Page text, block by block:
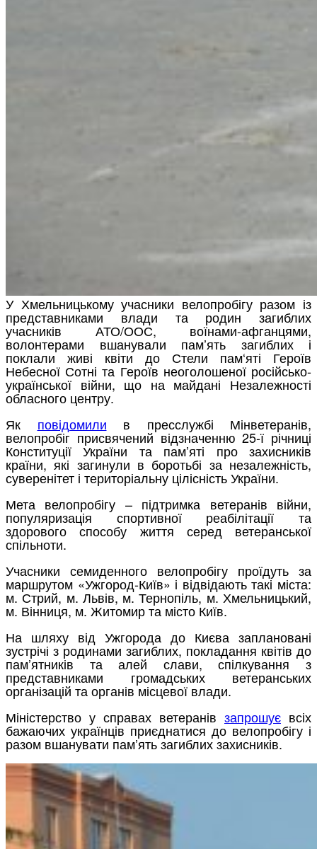
У Хмельницькому учасники велопробігу разом із
представниками влади та родин загиблих
учасників АТО/ООС, воїнами-афганцями,
волонтерами вшанували пам’ять загиблих і
поклали живі квіти до Стели пам‘яті Героїв
Небесної Сотні та Героїв неоголошеної російсько-
української війни, що на майдані Незалежності
обласного центру.
Як повідомили в пресслужбі Мінветеранів,
велопробіг присвячений відзначенню 25-ї річниці
Конституції України та пам’яті про захисників
країни, які загинули в боротьбі за незалежність,
суверенітет і територіальну цілісність України.
Мета велопробігу – підтримка ветеранів війни,
популяризація спортивної реабілітації та
здорового способу життя серед ветеранської
спільноти.
Учасники семиденного велопробігу проїдуть за
маршрутом «Ужгород-Київ» і відвідають такі міста:
м. Стрий, м. Львів, м. Тернопіль, м. Хмельницький,
м. Вінниця, м. Житомир та місто Київ.
На шляху від Ужгорода до Києва заплановані
зустрічі з родинами загиблих, покладання квітів до
пам’ятників та алей слави, спілкування з
представниками громадських ветеранських
організацій та органів місцевої влади.
Міністерство у справах ветеранів запрошує всіх
бажаючих українців приєднатися до велопробігу і
разом вшанувати пам’ять загиблих захисників.